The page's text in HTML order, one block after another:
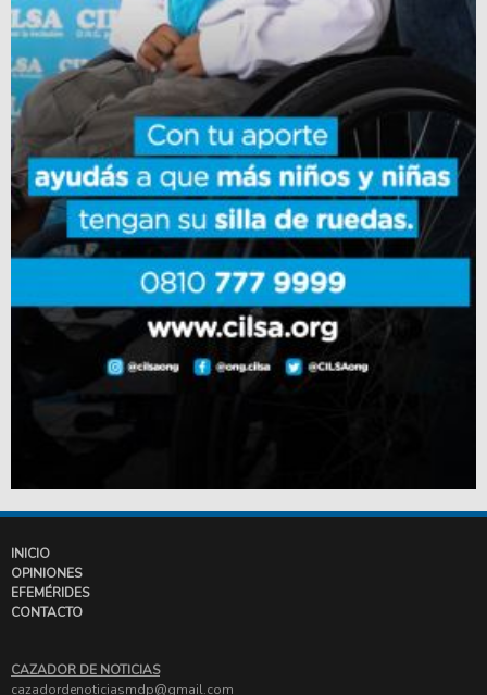
INICIO
OPINIONES
EFEMÉRIDES
CONTACTO
CAZADOR DE NOTICIAS
cazadordenoticiasmdp@gmail.com